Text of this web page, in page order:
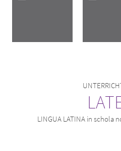
LINGUA LATINA in schola